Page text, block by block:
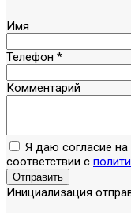
Имя
Телефон *
Комментарий
Я даю согласие на
соответствии с
Отправить
Инициализация